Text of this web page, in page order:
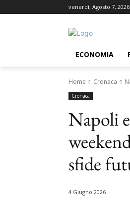
venerdì, Agosto 7, 2026
ECONOMIA
Home Cronaca
Cronaca
Napoli
sfide
4 Giugno 2026